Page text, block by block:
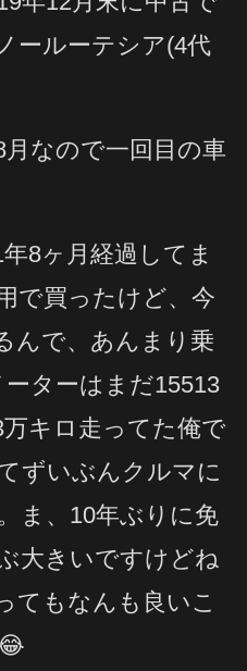
ールーテシア(4代
なので一回目の車
8ヶ月経過してま
で買ったけど、今
んで、あんまり乗
ターはまだ15513
キロ走ってた俺で
ずいぶんクルマに
ま、10年ぶりに免
大きいですけどね
てもなんも良いこ